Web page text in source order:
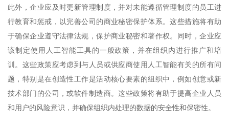
此外，企业应及时更新管理制度，并对未能遵循管理制度的员工进
行教育和惩戒，以完善公司的商业秘密保护体系。这些措施将有助
于确保企业遵守法律法规，保护商业秘密和著作权。同时，企业应
该制定使用人工智能工具的一般政策，并在组织内进行推广和培
训。这些政策应考虑到与人员或供应商使用人工智能有关的所有问
题，特别是在创造性工作是活动核心要素的组织中，例如创意或新
技术部门的公司，或软件制造商。这些政策将有助于提高企业人员
和用户的风险意识，并确保组织内处理的数据的安全性和保密性。